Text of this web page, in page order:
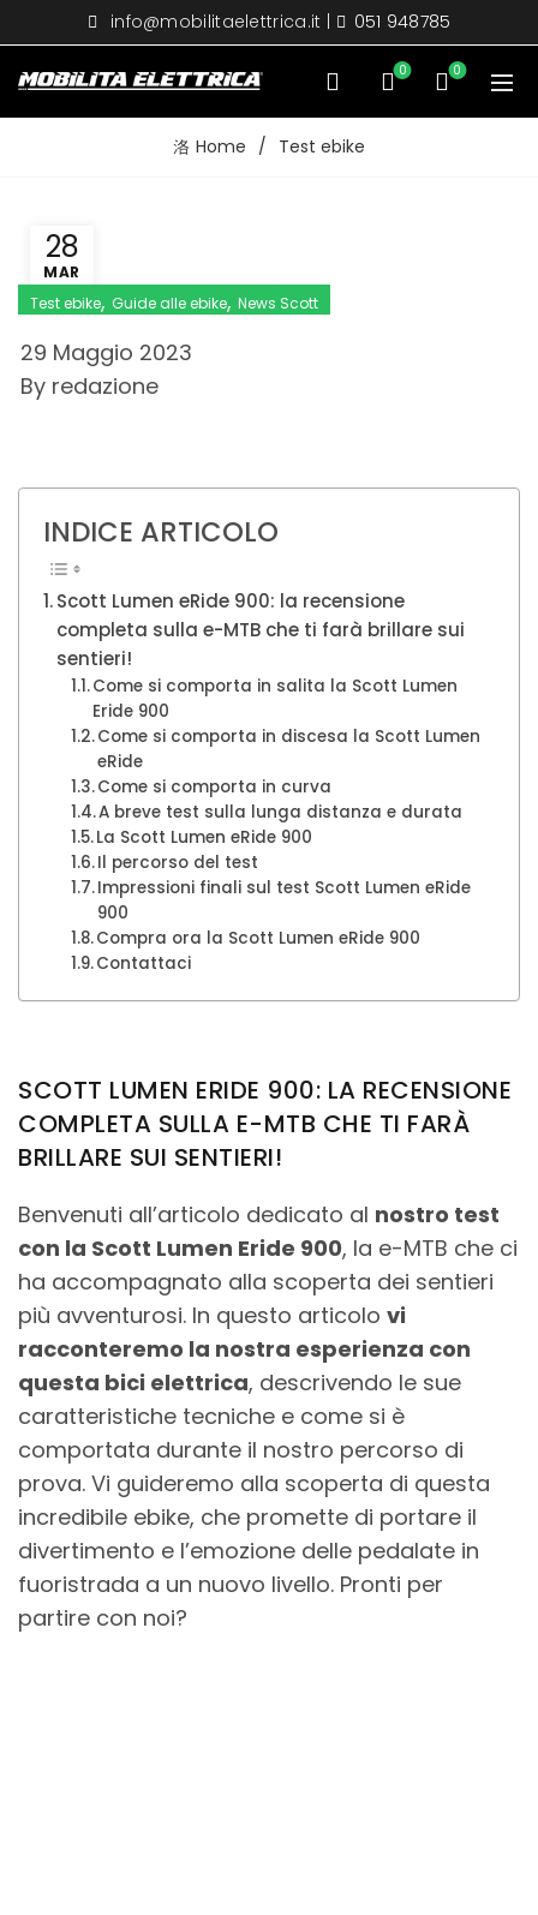
info@mobilitaelettrica.it 051 948785
0 0
Home Test ebike
28
MAR
Test ebike, Guide alle ebike, News Scott
29 Maggio 2023
By redazione
INDICE ARTICOLO
Scott Lumen eRide 900: la recensione
completa sulla e-MTB che ti farà brillare sui
sentieri!
Come si comporta in salita la Scott Lumen
Eride 900
Come si comporta in discesa la Scott Lumen
eRide
Come si comporta in curva
A breve test sulla lunga distanza e durata
La Scott Lumen eRide 900
Il percorso del test
Impressioni finali sul test Scott Lumen eRide
900
Compra ora la Scott Lumen eRide 900
Contattaci
SCOTT LUMEN ERIDE 900: LA RECENSIONE
COMPLETA SULLA E-MTB CHE TI FARÀ
BRILLARE SUI SENTIERI!
Benvenuti all’articolo dedicato al nostro test
con la Scott Lumen Eride 900, la e-MTB che ci
ha accompagnato alla scoperta dei sentieri
più avventurosi. In questo articolo vi
racconteremo la nostra esperienza con
questa bici elettrica, descrivendo le sue
caratteristiche tecniche e come si è
comportata durante il nostro percorso di
prova. Vi guideremo alla scoperta di questa
incredibile ebike, che promette di portare il
divertimento e l’emozione delle pedalate in
fuoristrada a un nuovo livello. Pronti per
partire con noi?